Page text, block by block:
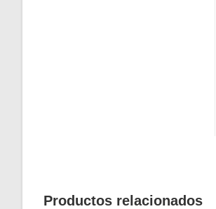
Productos relacionados